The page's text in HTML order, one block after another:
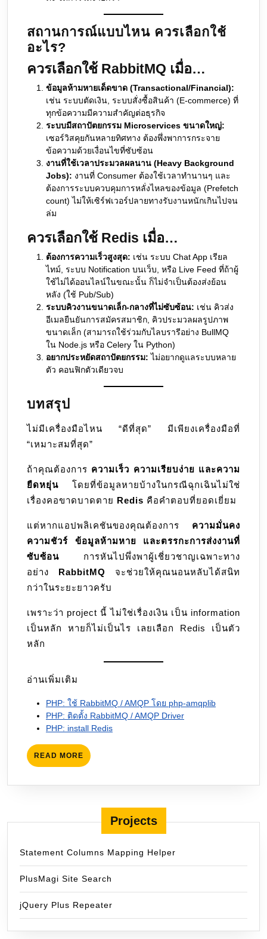
สถานการณ์แบบไหน ควรเลือกใช้
อะไร?
ควรเลือกใช้ RabbitMQ เมื่อ…
ข้อมูลห้ามหายเด็ดขาด (Transactional/Financial):
เช่น ระบบตัดเงิน, ระบบสั่งซื้อสินค้า (E-commerce) ที่
ทุกข้อความมีความสำคัญต่อธุรกิจ
ระบบมีสถาปัตยกรรม Microservices ขนาดใหญ่:
เซอร์วิสคุยกันหลายทิศทาง ต้องพึ่งพาการกระจาย
ข้อความด้วยเงื่อนไขที่ซับซ้อน
งานที่ใช้เวลาประมวลผลนาน (Heavy Background
Jobs): งานที่ Consumer ต้องใช้เวลาทำนานๆ และ
ต้องการระบบควบคุมการหลั่งไหลของข้อมูล (Prefetch
count) ไม่ให้เซิร์ฟเวอร์ปลายทางรับงานหนักเกินไปจน
ล่ม
ควรเลือกใช้ Redis เมื่อ…
ต้องการความเร็วสูงสุด: เช่น ระบบ Chat App เรียล
ไทม์, ระบบ Notification บนเว็บ, หรือ Live Feed ที่ถ้าผู้
ใช้ไม่ได้ออนไลน์ในขณะนั้น ก็ไม่จำเป็นต้องส่งย้อน
หลัง (ใช้ Pub/Sub)
ระบบคิวงานขนาดเล็ก-กลางที่ไม่ซับซ้อน: เช่น คิวส่ง
อีเมลยืนยันการสมัครสมาชิก, คิวประมวลผลรูปภาพ
ขนาดเล็ก (สามารถใช้ร่วมกับไลบรารีอย่าง BullMQ
ใน Node.js หรือ Celery ใน Python)
อยากประหยัดสถาปัตยกรรม: ไม่อยากดูแลระบบหลาย
ตัว คอนฟิกตัวเดียวจบ
บทสรุป
ไม่มีเครื่องมือไหน “ดีที่สุด” มีเพียงเครื่องมือที่
“เหมาะสมที่สุด”
ถ้าคุณต้องการ ความเร็ว ความเรียบง่าย และความ
ยืดหยุ่น โดยที่ข้อมูลหายบ้างในกรณีฉุกเฉินไม่ใช่
เรื่องคอขาดบาดตาย Redis คือคำตอบที่ยอดเยี่ยม
แต่หากแอปพลิเคชันของคุณต้องการ ความมั่นคง
ความชัวร์ ข้อมูลห้ามหาย และตรรกะการส่งงานที่
ซับซ้อน การหันไปพึ่งพาผู้เชี่ยวชาญเฉพาะทาง
อย่าง RabbitMQ
จะช่วยให้คุณนอนหลับได้สนิท
กว่าในระยะยาวครับ
เพราะว่า project นี้ ไม่ใช่เรื่องเงิน เป็น information
เป็นหลัก หายก็ไม่เป็นไร เลยเลือก Redis เป็นตัว
หลัก
อ่านเพิ่มเติม
PHP: ใช้ RabbitMQ / AMQP โดย php-amqplib
PHP: ติดตั้ง RabbitMQ / AMQP Driver
PHP: install Redis
READ MORE READ
MORE
Projects
Statement Columns Mapping Helper
PlusMagi Site Search
jQuery Plus Repeater